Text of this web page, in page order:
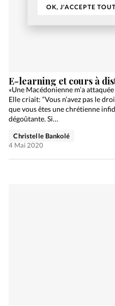
OK, J'ACCEPTE TOUT
E-learning et cours à
«Une Macédonienne m’a
Elle criait: “Vous n’avez pas le
que vous êtes une chrétienne
dégoûtante. Si…
Christelle Bankolé
4 Mai 2020